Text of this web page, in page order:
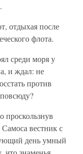
отдыхая после
флота.
среди моря у
и ждал: не
против
проскользнув
вестник с
день умный